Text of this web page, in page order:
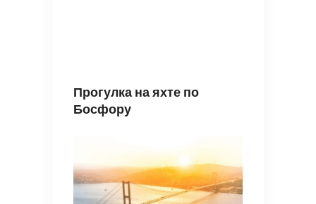
Прогулка на яхте по
Босфору